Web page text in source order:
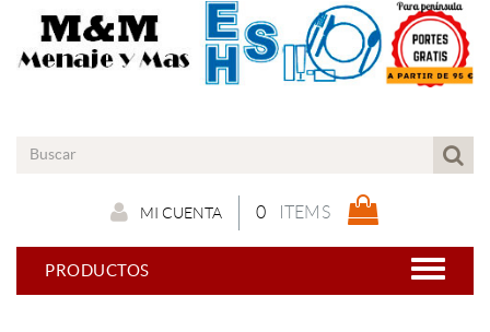
0 ITEMS
MI CUENTA
PRODUCTOS